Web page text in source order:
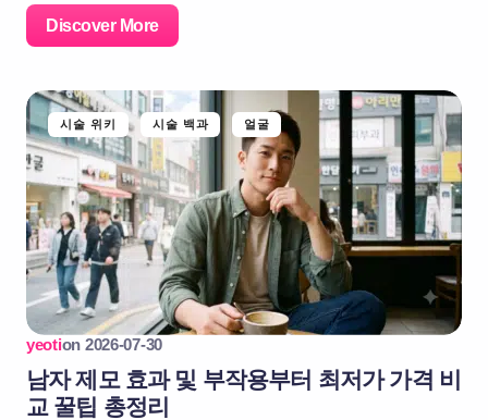
Discover More
시술 위키 시술 백과 얼굴
yeotion 2026-07-30
남자 제모 효과 및 부작용부터 최저가 가격 비
교 꿀팁 총정리